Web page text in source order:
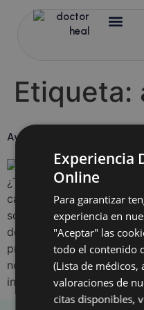
Etiqueta:
Ayuno intermitente para
¿Te gustaría saber cómo
cambiar tu vida y mejorar
sobre este enfoque de
dónde empezar, ¡estás
práctica, te
necesitas para comenzar
intermitente de manera
Experiencia
Online
Para garantizar
experiencia en
"Aceptar" las
todo el contenido
(Lista de médicos,
valoraciones de
citas disponibles,